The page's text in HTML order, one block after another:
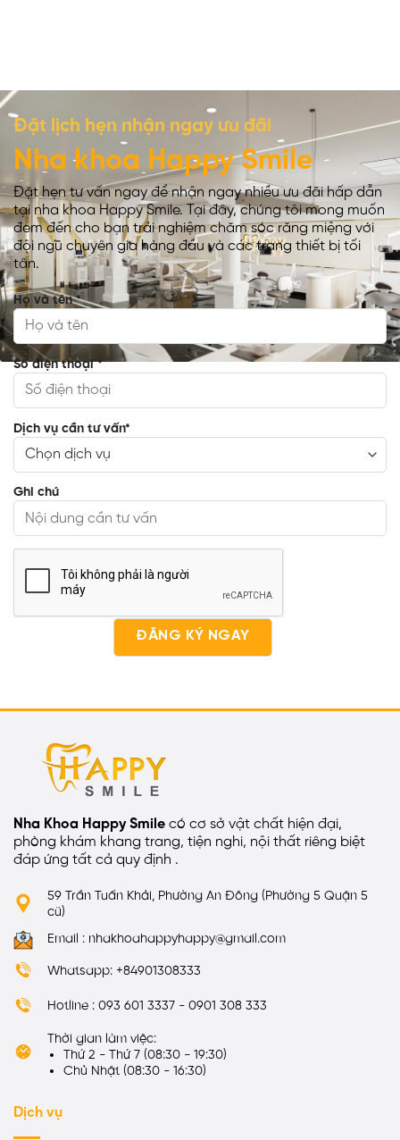
Đặt lịch hẹn nhận ngay ưu đãi
Nha khoa Happy Smile
Đặt hẹn tư vấn ngay để nhận ngay nhiều ưu đãi hấp dẫn
tại nha khoa Happy Smile. Tại đây, chúng tôi mong muốn
đem đến cho bạn trải nghiệm chăm sóc răng miệng với
đội ngũ chuyên gia hàng đầu và các trang thiết bị tối
tân.
Họ và tên*
Số điện thoại*
Dịch vụ cần tư vấn*
Ghi chú
Nha Khoa Happy Smile có cơ sở vật chất hiện đại,
phòng khám khang trang, tiện nghi, nội thất riêng biệt
đáp ứng tất cả quy định .
59 Trần Tuấn Khải, Phường An Đông (Phường 5 Quận 5
cũ)
Email : nhakhoahappyhappy@gmail.com
Whatsapp: +84901308333
Hotline : 093 601 3337 - 0901 308 333
Thời gian làm việc:
Thứ 2 - Thứ 7 (08:30 - 19:30)
Chủ Nhật (08:30 - 16:30)
Dịch vụ